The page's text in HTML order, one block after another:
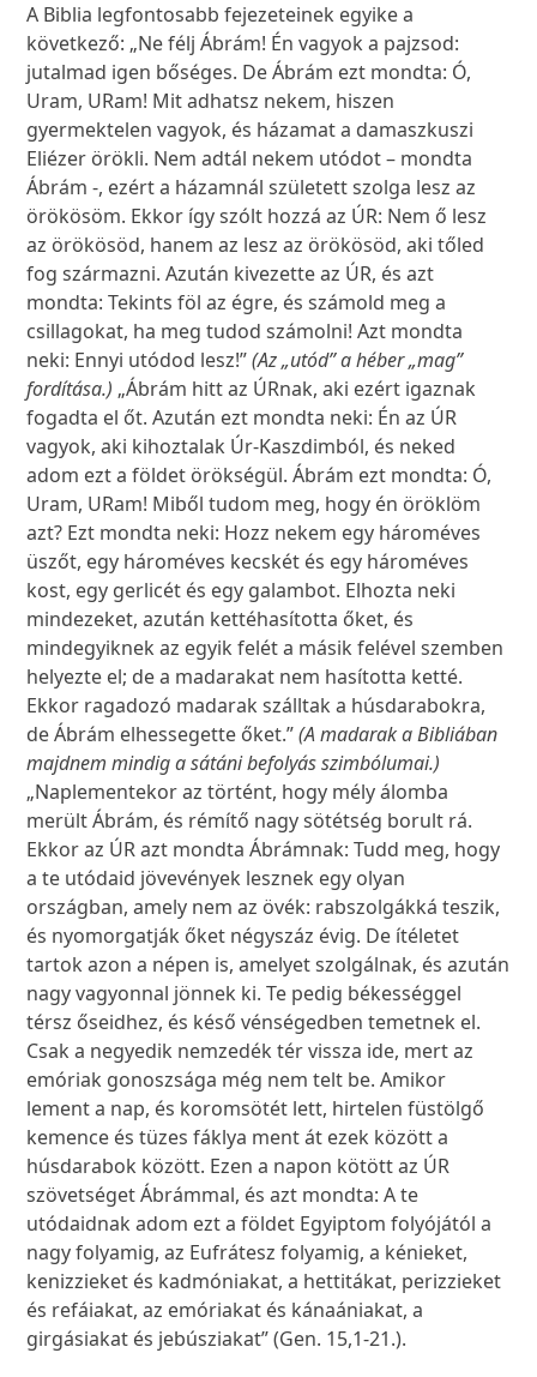
A Biblia legfontosabb fejezeteinek egyike a
következő: „Ne félj Ábrám! Én vagyok a pajzsod:
jutalmad igen bőséges. De Ábrám ezt mondta: Ó,
Uram, URam! Mit adhatsz nekem, hiszen
gyermektelen vagyok, és házamat a damaszkuszi
Eliézer örökli. Nem adtál nekem utódot – mondta
Ábrám -, ezért a házamnál született szolga lesz az
örökösöm. Ekkor így szólt hozzá az ÚR: Nem ő lesz
az örökösöd, hanem az lesz az örökösöd, aki tőled
fog származni. Azután kivezette az ÚR, és azt
mondta: Tekints föl az égre, és számold meg a
csillagokat, ha meg tudod számolni! Azt mondta
neki: Ennyi utódod lesz!”(Az „utód” a héber „mag”
fordítása.) „Ábrám hitt az ÚRnak, aki ezért igaznak
fogadta el őt. Azután ezt mondta neki: Én az ÚR
vagyok, aki kihoztalak Úr-Kaszdimból, és neked
adom ezt a földet örökségül. Ábrám ezt mondta: Ó,
Uram, URam! Miből tudom meg, hogy én öröklöm
azt? Ezt mondta neki: Hozz nekem egy hároméves
üszőt, egy hároméves kecskét és egy hároméves
kost, egy gerlicét és egy galambot. Elhozta neki
mindezeket, azután kettéhasította őket, és
mindegyiknek az egyik felét a másik felével szemben
helyezte el; de a madarakat nem hasította ketté.
Ekkor ragadozó madarak szálltak a húsdarabokra,
de Ábrám elhessegette őket.”(A madarak a Bibliában
majdnem mindig a sátáni befolyás szimbólumai.)
„Naplementekor az történt, hogy mély álomba
merült Ábrám, és rémítő nagy sötétség borult rá.
Ekkor az ÚR azt mondta Ábrámnak: Tudd meg, hogy
a te utódaid jövevények lesznek egy olyan
országban, amely nem az övék: rabszolgákká teszik,
és nyomorgatják őket négyszáz évig. De ítéletet
tartok azon a népen is, amelyet szolgálnak, és azután
nagy vagyonnal jönnek ki. Te pedig békességgel
térsz őseidhez, és késő vénségedben temetnek el.
Csak a negyedik nemzedék tér vissza ide, mert az
emóriak gonoszsága még nem telt be. Amikor
lement a nap, és koromsötét lett, hirtelen füstölgő
kemence és tüzes fáklya ment át ezek között a
húsdarabok között. Ezen a napon kötött az ÚR
szövetséget Ábrámmal, és azt mondta: A te
utódaidnak adom ezt a földet Egyiptom folyójától a
nagy folyamig, az Eufrátesz folyamig, a kénieket,
kenizzieket és kadmóniakat, a hettitákat, perizzieket
és refáiakat, az emóriakat és kánaániakat, a
girgásiakat és jebúsziakat” (Gen. 15,1-21.).